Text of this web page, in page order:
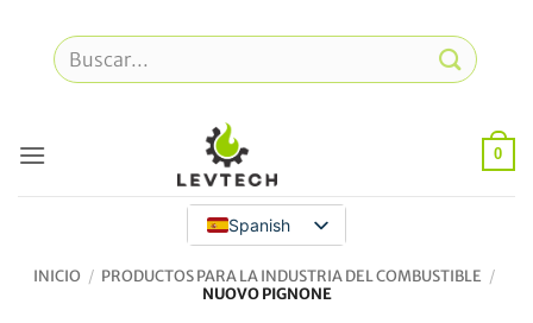
contenido
Buscar
por:
0
Spanish
INICIO / PRODUCTOS PARA LA INDUSTRIA DEL COMBUSTIBLE /
NUOVO PIGNONE